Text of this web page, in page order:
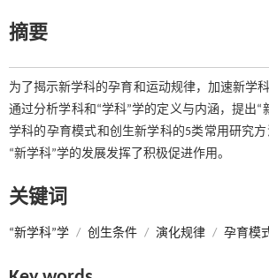
摘要
为了揭示新学科的孕育和运动规律，加速新学
通过分析学科和“学科”学的定义与内涵，提出
学科的孕育模式和创生新学科的5类常用研究
“新学科”学的发展发挥了积极促进作用。
关键词
“新学科”学 / 创生条件 / 演化规律 / 孕育模